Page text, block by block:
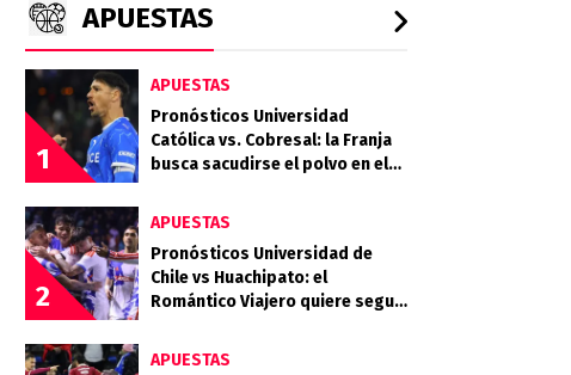
APUESTAS
1
APUESTAS
Pronósticos Universidad
Católica vs. Cobresal: la Franja
busca sacudirse el polvo en el
2
APUESTAS
Pronósticos Universidad de
Chile vs Huachipato: el
Romántico Viajero quiere seguir
APUESTAS